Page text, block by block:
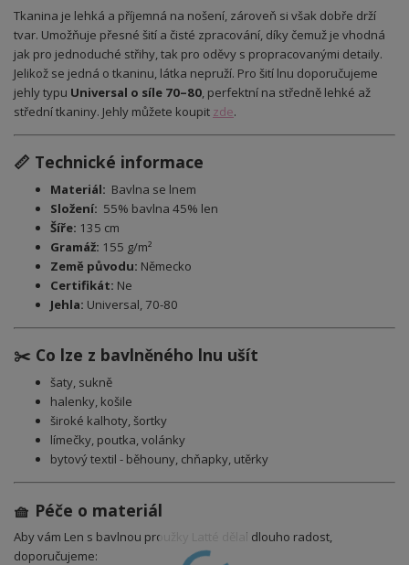
Tkanina je lehká a příjemná na nošení, zároveň si však dobře drží
tvar. Umožňuje přesné šití a čisté zpracování, díky čemuž je vhodná
jak pro jednoduché střihy, tak pro oděvy s propracovanými detaily.
Jelikož se jedná o tkaninu, látka nepruží. Pro šití lnu doporučujeme
jehly typu Universal o síle 70–80, perfektní na středně lehké až
střední tkaniny. Jehly můžete koupit zde.
📏 Technické informace
Materiál: Bavlna se lnem
Složení: 55% bavlna 45% len
Šíře: 135 cm
Gramáž: 155 g/m²
Země původu: Německo
Certifikát: Ne
Jehla: Universal, 70-80
✂️ Co lze z bavlněného lnu ušít
šaty, sukně
halenky, košile
široké kalhoty, šortky
límečky, poutka, volánky
bytový textil - běhouny, chňapky, utěrky
🧺 Péče o materiál
Aby vám Len s bavlnou proužky Latté dělal dlouho radost,
doporučujeme: